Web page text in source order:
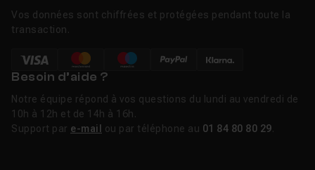
Vos données sont chiffrées et protégées pendant toute la
transaction.
Besoin d’aide ?
Notre équipe répond à vos questions du lundi au vendredi de
10h à 12h et de 14h à 16h.
Support par e-mail ou par téléphone au 01 84 80 80 29